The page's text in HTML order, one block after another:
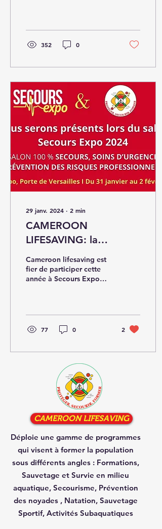
352 0
29 janv. 2024 ∙ 2 min
CAMEROON
LIFESAVING: la
prévention des noyades
et les secours
aquatiques en tête
Cameroon lifesaving est
fier de participer cette
année à Secours Expo
77 0 2
CAMEROON LIFESAVING
Déploie une gamme de programmes
qui visent à former la population
sous différents angles :Formations,
Sauvetage et Survie en milieu
aquatique, Secourisme, Prévention
des noyades , Natation, Sauvetage
Sportif, Activités Subaquatiques